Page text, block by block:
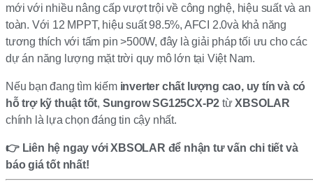
mới với nhiều nâng cấp vượt trội về công nghệ, hiệu suất và an
toàn. Với 12 MPPT, hiệu suất 98.5%, AFCI 2.0và khả năng
tương thích với tấm pin >500W, đây là giải pháp tối ưu cho các
dự án năng lượng mặt trời quy mô lớn tại Việt Nam.
Nếu bạn đang tìm kiếm inverter chất lượng cao, uy tín và có
hỗ trợ kỹ thuật tốt, Sungrow SG125CX-P2 từXBSOLAR
chính là lựa chọn đáng tin cậy nhất.
👉 Liên hệ ngay với XBSOLAR để nhận tư vấn chi tiết và
báo giá tốt nhất!